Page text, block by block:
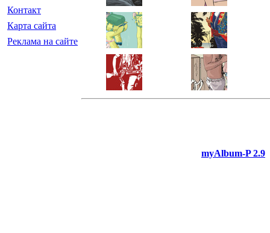
Контакт
Карта сайта
Реклама на сайте
myAlbum-P 2.9